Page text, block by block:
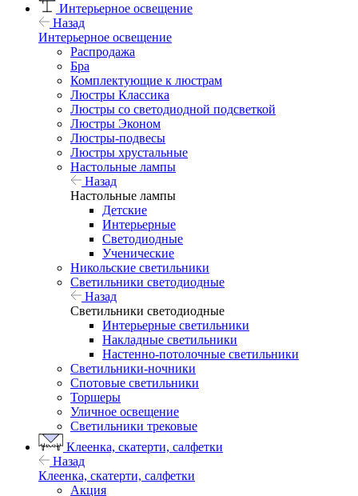
Интерьерное освещение
Назад
Интерьерное освещение
Распродажа
Бра
Комплектующие к люстрам
Люстры Классика
Люстры со светодиодной подсветкой
Люстры Эконом
Люстры-подвесы
Люстры хрустальные
Настольные лампы
Назад
Настольные лампы
Детские
Интерьерные
Светодиодные
Ученические
Никольские светильники
Светильники светодиодные
Назад
Светильники светодиодные
Интерьерные светильники
Накладные светильники
Настенно-потолочные светильники
Светильники-ночники
Спотовые светильники
Торшеры
Уличное освещение
Светильники трековые
Клеенка, скатерти, салфетки
Назад
Клеенка, скатерти, салфетки
Акция